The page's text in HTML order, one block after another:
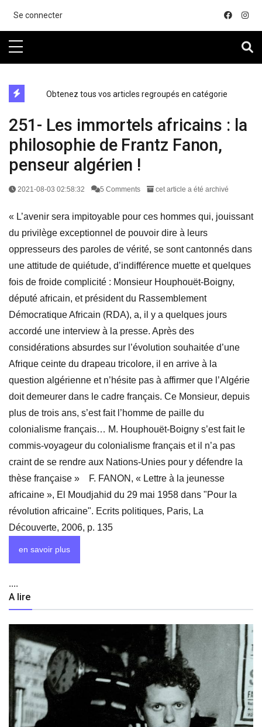
Se connecter
Obtenez tous vos articles regroupés en catégorie
251- Les immortels africains : la
philosophie de Frantz Fanon,
penseur algérien !
2021-08-03 02:58:32 5 Comments cet article a été archivé
« L’avenir sera impitoyable pour ces hommes qui, jouissant
du privilège exceptionnel de pouvoir dire à leurs
oppresseurs des paroles de vérité, se sont cantonnés dans
une attitude de quiétude, d’indifférence muette et quelques
fois de froide complicité : Monsieur Houphouët-Boigny,
député africain, et président du Rassemblement
Démocratique Africain (RDA), a, il y a quelques jours
accordé une interview à la presse. Après des
considérations absurdes sur l’évolution souhaitée d’une
Afrique ceinte du drapeau tricolore, il en arrive à la
question algérienne et n’hésite pas à affirmer que l’Algérie
doit demeurer dans le cadre français. Ce Monsieur, depuis
plus de trois ans, s’est fait l’homme de paille du
colonialisme français… M. Houphouët-Boigny s’est fait le
commis-voyageur du colonialisme français et il n’a pas
craint de se rendre aux Nations-Unies pour y défendre la
thèse française » F. FANON, « Lettre à la jeunesse
africaine », El Moudjahid du 29 mai 1958 dans "Pour la
révolution africaine". Ecrits politiques, Paris, La
Découverte, 2006, p. 135
en savoir plus
....
A lire